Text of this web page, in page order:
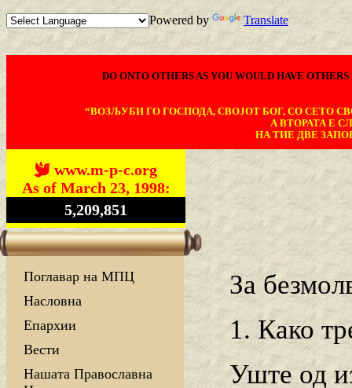
Powered by Translate
DO ONTO OTHERS AS YOU WOULD HAVE
“ВОЗЉУБИ ГО ГОСПОДА, СВОЈОТ БОГ, СО СЕТО
А ВТОРАТА Е
НА ТИЕ ДВЕ
www.m-p-c.org
As of March 23, 1998:
5,209,851
Поглавар на МПЦ
Насловна
Епархии
Вести
Нашата Православна
За
1. Како
Уште од